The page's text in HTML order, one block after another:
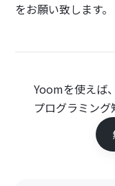
をお願い致します。
Yoomを使えば
プログラミング